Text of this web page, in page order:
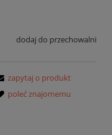
dodaj do przechowalni
zapytaj o produkt
poleć znajomemu